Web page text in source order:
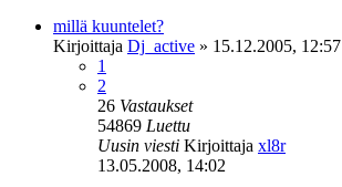
millä kuuntelet?
Kirjoittaja Dj_active » 15.12.2005, 12:57
1
2
26 Vastaukset
54869 Luettu
Uusin viesti Kirjoittaja xl8r
13.05.2008, 14:02